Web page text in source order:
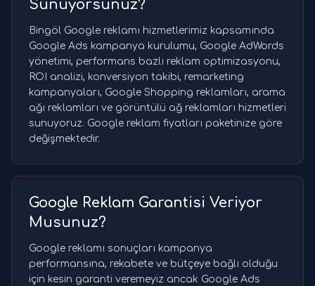
Sunuyorsunuz?
Bingöl Google reklamı hizmetlerimiz kapsamında
Google Ads kampanya kurulumu, Google AdWords
yönetimi, performans bazlı reklam optimizasyonu,
ROI analizi, konversiyon takibi, remarketing
kampanyaları, Google Shopping reklamları, arama
ağı reklamları ve görüntülü ağ reklamları hizmetleri
sunuyoruz. Google reklam fiyatları paketinize göre
değişmektedir.
Google Reklam Garantisi Veriyor
Musunuz?
Google reklamı sonuçları kampanya
performansına, rekabete ve bütçeye bağlı olduğu
için kesin garanti veremeyiz ancak Google Ads